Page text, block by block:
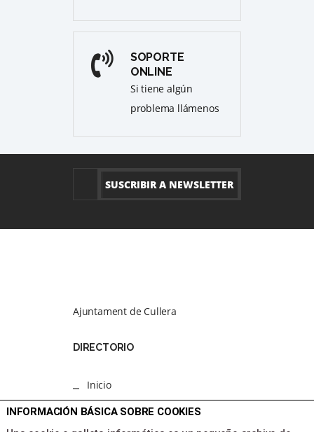
SOPORTE
ONLINE
Si tiene algún
problema llámenos
Ajuntament de Cullera
DIRECTORIO
Inicio
Programacion
Area clientes
INFORMACIÓN BÁSICA SOBRE COOKIES